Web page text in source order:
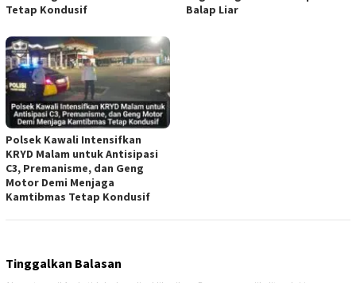
Tetap Kondusif
Balap Liar
Polsek Kawali Intensifkan
KRYD Malam untuk Antisipasi
C3, Premanisme, dan Geng
Motor Demi Menjaga
Kamtibmas Tetap Kondusif
Tinggalkan Balasan